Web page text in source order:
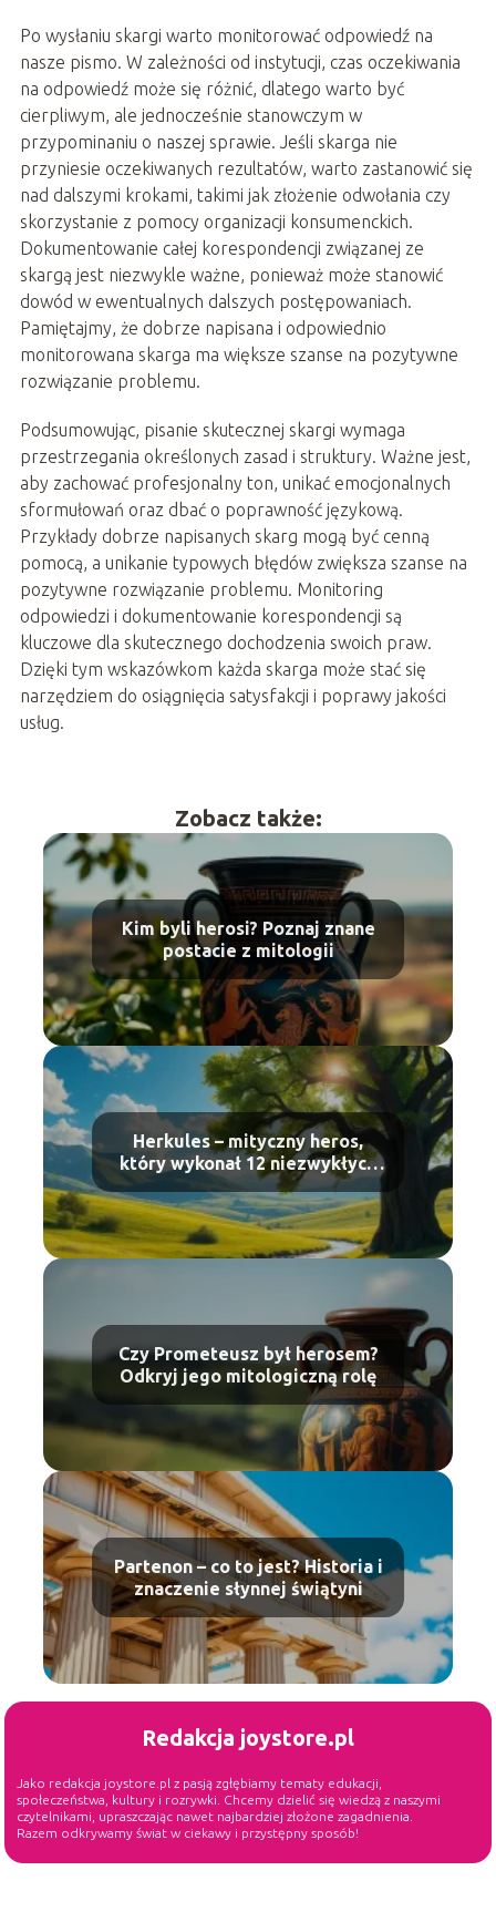
Po wysłaniu skargi warto monitorować odpowiedź na
nasze pismo. W zależności od instytucji, czas oczekiwania
na odpowiedź może się różnić, dlatego warto być
cierpliwym, ale jednocześnie stanowczym w
przypominaniu o naszej sprawie. Jeśli skarga nie
przyniesie oczekiwanych rezultatów, warto zastanowić się
nad dalszymi krokami, takimi jak złożenie odwołania czy
skorzystanie z pomocy organizacji konsumenckich.
Dokumentowanie całej korespondencji związanej ze
skargą jest niezwykle ważne, ponieważ może stanowić
dowód w ewentualnych dalszych postępowaniach.
Pamiętajmy, że dobrze napisana i odpowiednio
monitorowana skarga ma większe szanse na pozytywne
rozwiązanie problemu.
Podsumowując, pisanie skutecznej skargi wymaga
przestrzegania określonych zasad i struktury. Ważne jest,
aby zachować profesjonalny ton, unikać emocjonalnych
sformułowań oraz dbać o poprawność językową.
Przykłady dobrze napisanych skarg mogą być cenną
pomocą, a unikanie typowych błędów zwiększa szanse na
pozytywne rozwiązanie problemu. Monitoring
odpowiedzi i dokumentowanie korespondencji są
kluczowe dla skutecznego dochodzenia swoich praw.
Dzięki tym wskazówkom każda skarga może stać się
narzędziem do osiągnięcia satysfakcji i poprawy jakości
usług.
Zobacz także:
Kim byli herosi? Poznaj znane
postacie z mitologii
Herkules – mityczny heros,
który wykonał 12 niezwykłych
zadań
Czy Prometeusz był herosem?
Odkryj jego mitologiczną rolę
Partenon – co to jest? Historia i
znaczenie słynnej świątyni
Redakcja joystore.pl
Jako redakcja joystore.pl z pasją zgłębiamy tematy edukacji,
społeczeństwa, kultury i rozrywki. Chcemy dzielić się wiedzą z naszymi
czytelnikami, upraszczając nawet najbardziej złożone zagadnienia.
Razem odkrywamy świat w ciekawy i przystępny sposób!